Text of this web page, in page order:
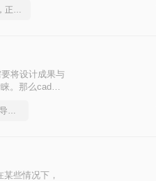
如何将cad转成pdf格式，正确的操作方法
将设计成果与
。那么cad怎
如何把多张cad图纸直接导出成pdf
些情况下，